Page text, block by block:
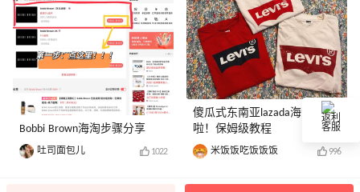
Bobbi Brown海淘步骤分享
吐司面包儿 1022
傻瓜式东南亚lazada海淘来
啦！保姆级教程
米饭饭吃饭饭饭 996
返利
客服